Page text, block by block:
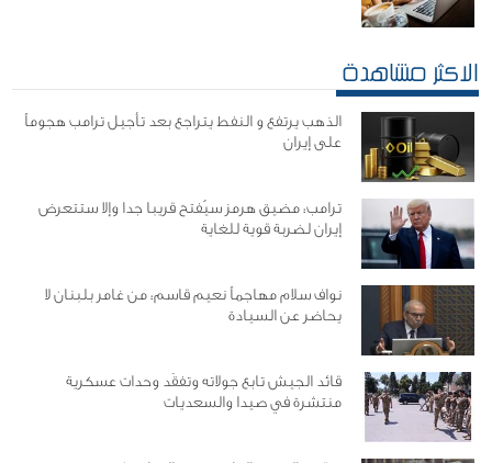
الاكثر مشاهدة
الذهب يرتفع و النفط يتراجع بعد تأجيل ترامب هجوماً
على إيران
ترامب: مضيق هرمز سيُفتح قريبا جدا وإلا ستتعرض
إيران لضربة قوية للغاية
نواف سلام مهاجماً نعيم قاسم: من غامر بلبنان لا
يحاضر عن السيادة
قائد الجيش تابع جولاته وتفقَد وحدات عسكرية
منتشرة في صيدا والسعديات